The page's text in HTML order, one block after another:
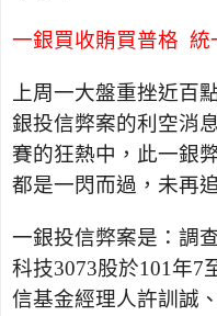
一銀買收賄買普格 統
上周一大盤重挫近百
銀投信弊案的利空消
賽的狂熱中，此一銀
都是一閃而過，未再
一銀投信弊案是：調
科技3073股於101年7
信基金經理人許訓誠